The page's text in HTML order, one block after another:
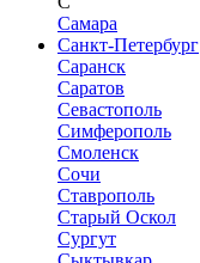
Самара
Санкт-Петербург
Саранск
Саратов
Севастополь
Симферополь
Смоленск
Сочи
Ставрополь
Старый Оскол
Сургут